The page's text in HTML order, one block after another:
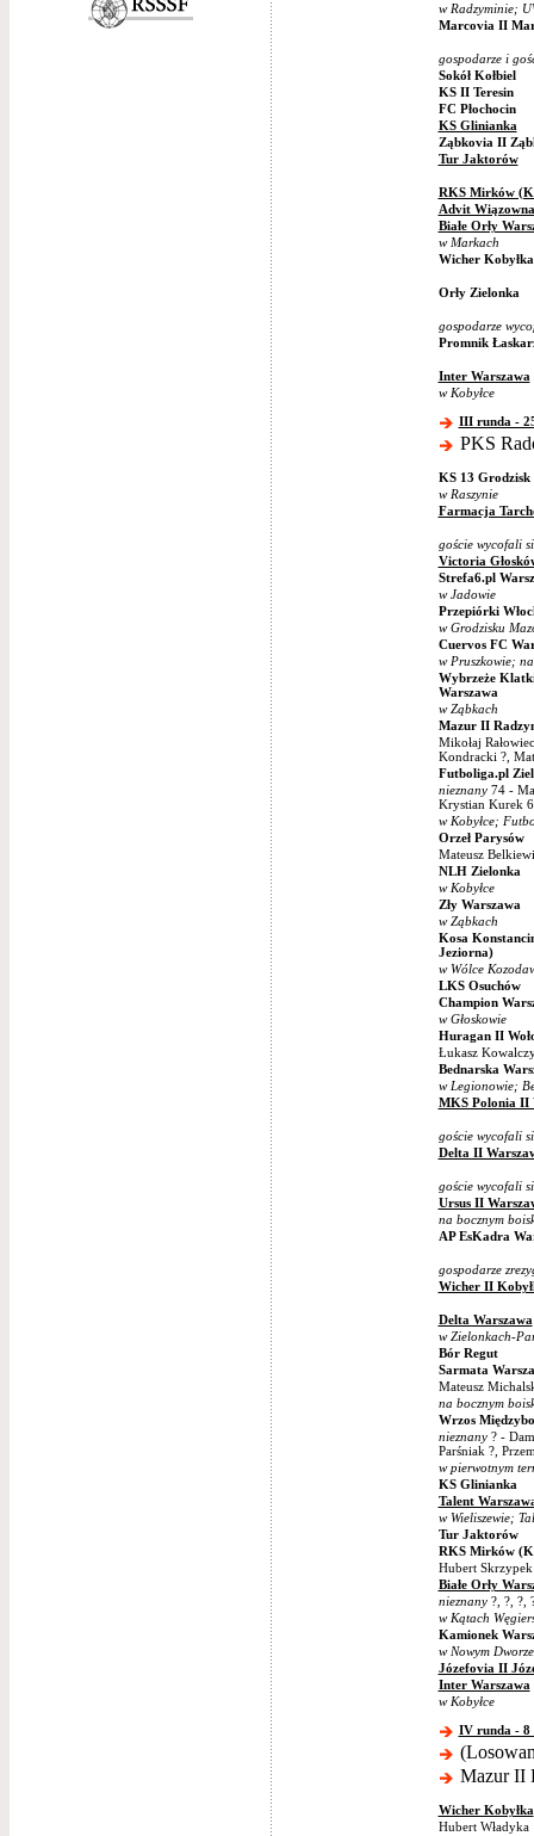
w Radzyminie;
Marcovia II
gospodarze i
Sokół Kołbiel
KS II Teresin
FC Płochocin
KS Glinianka
Ząbkovia II
Tur Jaktorów
RKS Mirków
Advit Wiązowna
Białe Orły
w Markach
Wicher
Orły Zielonka
gospodarze
Promnik
Inter Warszawa
w Kobyłce
III runda -
PKS
KS 13 Grodzisk
w Raszynie
Farmacja
goście wycofali
Victoria
Strefa6.pl
w Jadowie
Przepiórki
w Grodzisku
Cuervos FC
w Pruszkowie;
Wybrzeże
Warszawa
w Ząbkach
Mazur II
Mikołaj
Kondracki ?,
Futboliga.pl
nieznany74 -
Krystian Kurek
w Kobyłce;
Orzeł Parysów
Mateusz
NLH Zielonka
w Kobyłce
Zły Warszawa
w Ząbkach
Kosa
Jeziorna)
w Wólce
LKS Osuchów
Champion
w Głoskowie
Huragan II
Łukasz
Bednarska
w Legionowie;
MKS Polonia II
goście wycofali
Delta II
goście wycofali
Ursus II
na bocznym
AP EsKadra
gospodarze
Wicher II
Delta Warszawa
w Zielonkach-
Bór Regut
Sarmata
Mateusz
na bocznym
Wrzos
nieznany? -
Parśniak ?,
w pierwotnym
KS Glinianka
Talent
w Wieliszewie;
Tur Jaktorów
RKS Mirków
Hubert
Białe Orły
nieznany?, ?, ?,
w Kątach
Kamionek
w Nowym
Józefovia II
Inter Warszawa
w Kobyłce
IV runda - 8
Mazur II
Wicher Kobyłka
Hubert